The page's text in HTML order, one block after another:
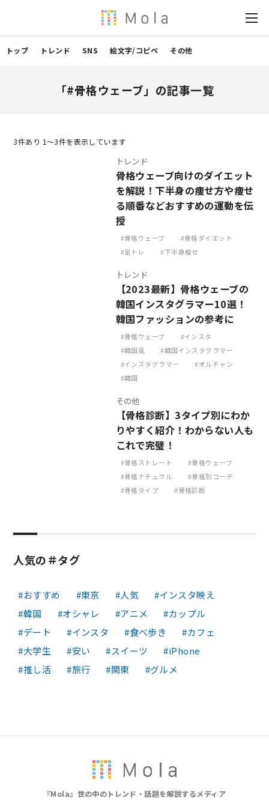
トップ トレンド SNS 絵文字/コピペ その他
「#骨格ウェーブ」の記事一覧
3件あり 1〜3件を表示しています
トレンド
骨格ウェーブ向けのダイエット
を解説！下半身の痩せ方や痩せ
る順番などおすすめの運動を伝
授
骨格ウェーブ
骨格ダイエット
足トレ
下半身瘦せ
トレンド
【2023最新】骨格ウェーブの
韓国インスタグラマー10選！
韓国ファッションの参考に
骨格ウェーブ
インスタ
韓国風
韓国インスタグラマー
インスタグラマー
オルチャン
韓国
その他
【骨格診断】3タイプ別にわか
りやすく紹介！わからない人も
これで完璧！
骨格ストレート
骨格ウェーブ
骨格ナチュラル
骨格別コーデ
骨格タイプ
骨格診断
人気の＃タグ
おすすめ 東京 人気
インスタ映え
韓国
オシャレ アニメ
カップル
デート
インスタ 食べ歩き
カフェ
大学生
安い スイーツ
iPhone
推し活
旅行 関東 グルメ
『Mola』世の中のトレンド・話題を解説するメディア